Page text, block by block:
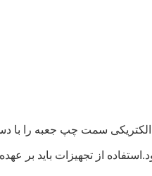
الکتریکی سمت چپ جعبه را
از تجهیزات باید بر